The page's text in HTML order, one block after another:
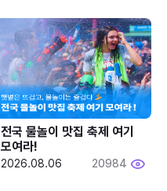
전국 물놀이 맛집 축제 여기
모여라!
2026.08.06 20984